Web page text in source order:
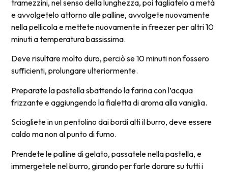
tramezzini, nel senso della lunghezza, poi tagliatelo a metà
e avvolgetelo attorno alle palline, avvolgete nuovamente
nella pellicola e mettete nuovamente in freezer per altri 10
minuti a temperatura bassissima.
Deve risultare molto duro, perciò se 10 minuti non fossero
sufficienti, prolungare ulteriormente.
Preparate la pastella sbattendo la farina con l’acqua
frizzante e aggiungendo la fialetta di aroma alla vaniglia.
Sciogliete in un pentolino dai bordi alti il burro, deve essere
caldo ma non al punto di fumo.
Prendete le palline di gelato, passatele nella pastella, e
immergetele nel burro, girando per farle dorare su tutti i